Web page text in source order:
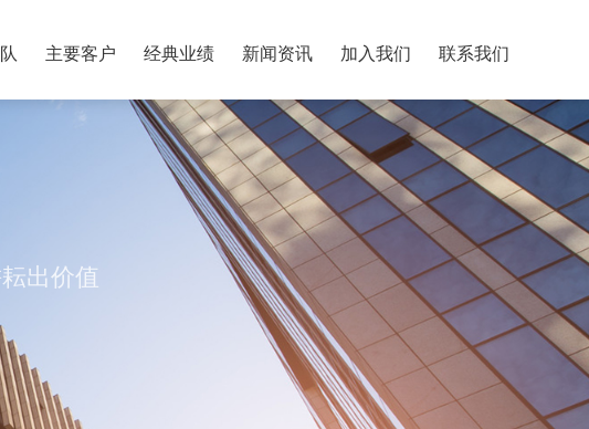
主要客户 经典业绩 新闻资讯 加入我们 联系我们
出价值